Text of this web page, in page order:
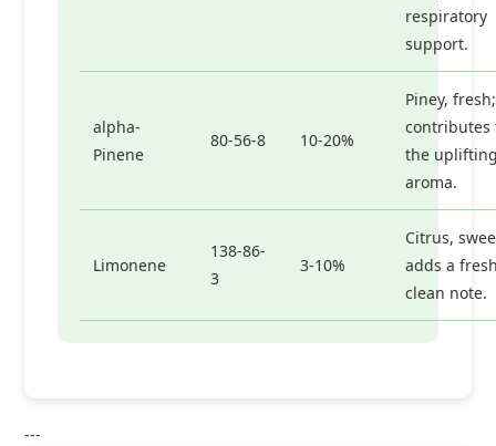
respiratory
support.
alpha-
Pinene
80-56-8 10-20%
Piney, fresh;
contributes
the
aroma.
Limonene
138-86-
3
3-10%
Citrus,
adds a
clean note.
---